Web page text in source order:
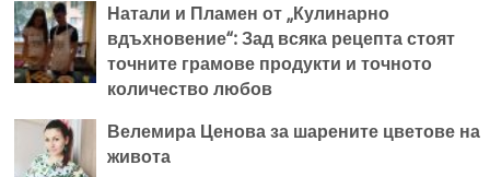
Натали и Пламен от „Кулинарно
вдъхновение“: Зад всяка рецепта стоят
точните грамове продукти и точното
количество любов
Велемира Ценова за шарените цветове на
живота